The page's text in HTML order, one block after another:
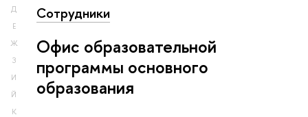
Д
Е
Ж
З
И
Й
К
Сотрудники
Офис образовательной
программы основного
образования